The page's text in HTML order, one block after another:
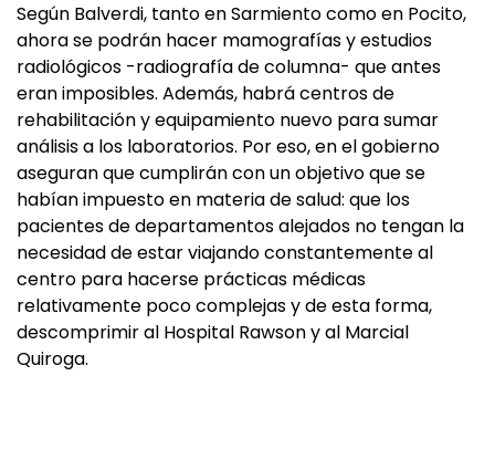
Según Balverdi, tanto en Sarmiento como en Pocito,
ahora se podrán hacer mamografías y estudios
radiológicos -radiografía de columna- que antes
eran imposibles. Además, habrá centros de
rehabilitación y equipamiento nuevo para sumar
análisis a los laboratorios. Por eso, en el gobierno
aseguran que cumplirán con un objetivo que se
habían impuesto en materia de salud: que los
pacientes de departamentos alejados no tengan la
necesidad de estar viajando constantemente al
centro para hacerse prácticas médicas
relativamente poco complejas y de esta forma,
descomprimir al Hospital Rawson y al Marcial
Quiroga.